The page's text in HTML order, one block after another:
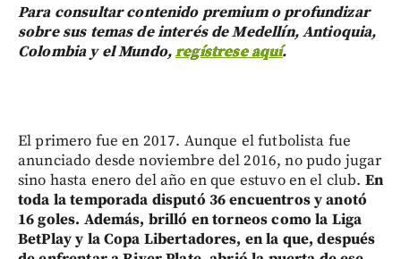
Para consultar contenido premium o profundizar
sobre sus temas de interés de Medellín, Antioquia,
Colombia y el Mundo,regístrese aquí.
El primero fue en 2017. Aunque el futbolista fue
anunciado desde noviembre del 2016, no pudo jugar
sino hasta enero del año en que estuvo en el club. En
toda la temporada disputó 36 encuentros y anotó
16 goles. Además, brilló en torneos como la Liga
BetPlay y la Copa Libertadores, en la que, después